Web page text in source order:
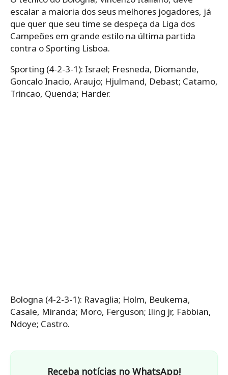
escalar a maioria dos seus melhores jogadores, já
que quer que seu time se despeça da Liga dos
Campeões em grande estilo na última partida
contra o Sporting Lisboa.
Sporting (4-2-3-1): Israel; Fresneda, Diomande,
Goncalo Inacio, Araujo; Hjulmand, Debast; Catamo,
Trincao, Quenda; Harder.
Bologna (4-2-3-1): Ravaglia; Holm, Beukema,
Casale, Miranda; Moro, Ferguson; Iling jr, Fabbian,
Ndoye; Castro.
Receba notícias no WhatsApp!